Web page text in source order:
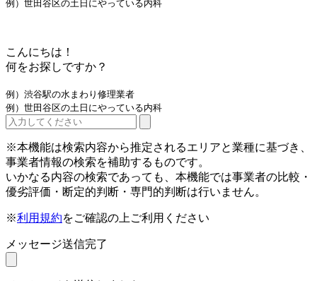
例）世田谷区の土日にやっている内科
こんにちは！
何をお探しですか？
例）渋谷駅の水まわり修理業者
例）世田谷区の土日にやっている内科
※本機能は検索内容から推定されるエリアと業種に基づき、
事業者情報の検索を補助するものです。
いかなる内容の検索であっても、本機能では事業者の比較・
優劣評価・断定的判断・専門的判断は行いません。
※利用規約をご確認の上ご利用ください
メッセージ送信完了